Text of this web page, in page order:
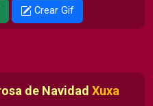
Crear Gif
de Navidad Xuxa